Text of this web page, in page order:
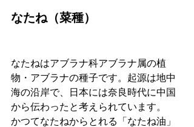
なたね（菜種）
なたねはアブラナ科アブラナ属の植
物・アブラナの種子です。起源は地中
海の沿岸で、日本には奈良時代に中国
から伝わったと考えられています。
かつてなたねからとれる「なたね油」